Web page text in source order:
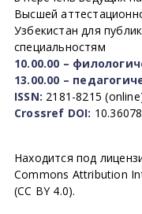
Высшей
Узбекистан для
специальностям
10.00.00 –
13.00.00 –
ISSN: 2181-8215
Crossref DOI: 10.36078
Находится под
Commons Attribution
(CC BY 4.0).